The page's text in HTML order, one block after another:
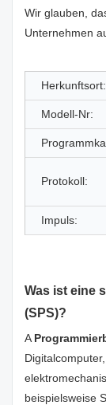
Wir glauben,
Unternehmen
Herkunftsort:
Modell-Nr:
Protokoll:
Impuls:
Was ist eine
(SPS)?
A
beispielsweise